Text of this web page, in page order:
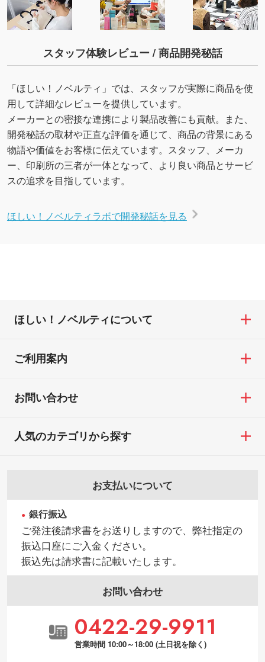
スタッフ体験レビュー / 商品開発秘話
「ほしい！ノベルティ」では、スタッフが実際に商品を使
用して詳細なレビューを提供しています。
メーカーとの密接な連携により製品改善にも貢献。また、
開発秘話の取材や正直な評価を通じて、商品の背景にある
物語や価値をお客様に伝えています。スタッフ、メーカ
ー、印刷所の三者が一体となって、より良い商品とサービ
スの追求を目指しています。
ほしい！ノベルティラボで開発秘話を見る
ほしい！ノベルティについて
ご利用案内
お問い合わせ
お支払いについて
銀行振込
ご発注後請求書をお送りしますので、弊社指定の
振込口座にご入金ください。
振込先は請求書に記載いたします。
お問い合わせ
0422-29-9911
営業時間 10:00～18:00 (土日祝を除く)
人気のカテゴリから探す